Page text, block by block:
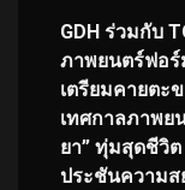
GDH ร่วมกับ
ภาพยนตร์ฟอร์
เตรียมคายตะ
เทศกาลภาพย
ยา” ทุ่มสุดชีวิ
ประชันความส